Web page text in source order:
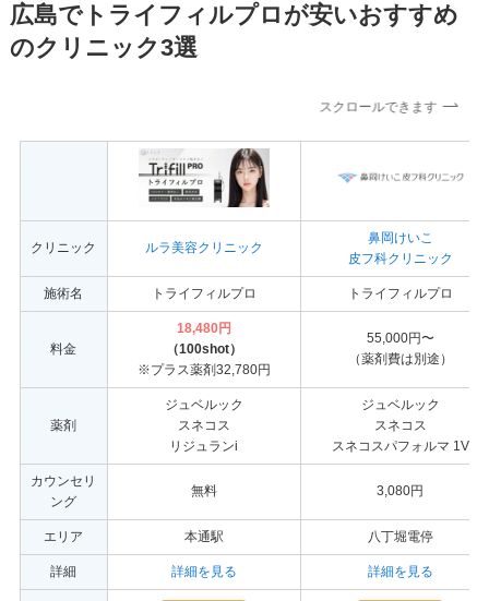
広島でトライフィルプロが安いおすすめ
のクリニック3選
スクロールできます
クリニック ルラ美容クリニック
鼻岡けいこ
皮フ科クリニック
施術名 トライフィルプロ トライフィルプロ
料金
18,480円
（100shot）
※プラス薬剤32,780円
55,000円〜
（薬剤費は別途）
薬剤
ジュベルック
スネコス
リジュランi
ジュベルック
スネコス
スネコスパフォルマ 1V
カウンセリ
ング
無料 3,080円
エリア 本通駅 八丁堀電停
詳細 詳細を見る 詳細を見る